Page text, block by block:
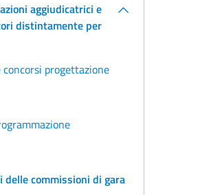
aggiudicatrici e
distintamente per
progettazione
delle commissioni di gara